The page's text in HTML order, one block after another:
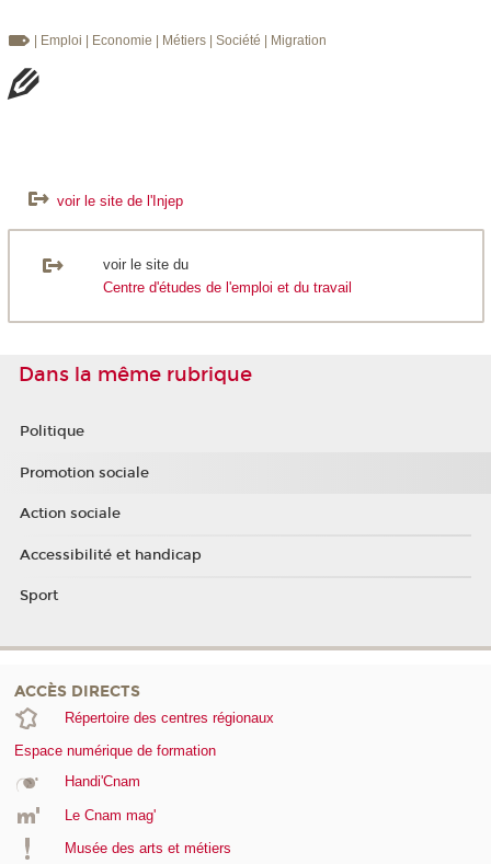
| Emploi | Economie | Métiers | Société | Migration
voir le site de l'Injep
voir le site du
Centre d'études de l'emploi et du travail
Dans la même rubrique
Politique
Promotion sociale
Action sociale
Accessibilité et handicap
Sport
ACCÈS DIRECTS
Répertoire des centres régionaux
Espace numérique de formation
Handi'Cnam
Le Cnam mag'
Musée des arts et métiers